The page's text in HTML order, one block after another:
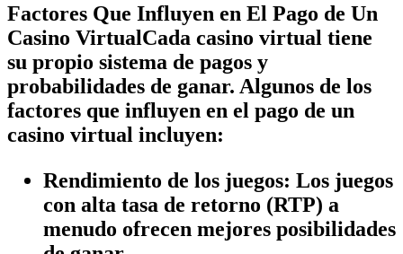
Factores Que Influyen en El Pago de Un
Casino VirtualCada casino virtual tiene
su propio sistema de pagos y
probabilidades de ganar. Algunos de los
factores que influyen en el pago de un
casino virtual incluyen:
Rendimiento de los juegos: Los juegos
con alta tasa de retorno (RTP) a
menudo ofrecen mejores posibilidades